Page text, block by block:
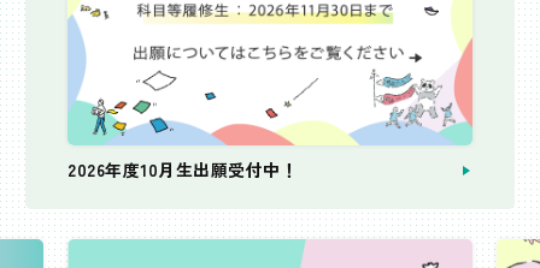
2026年度10月生出願受付中！